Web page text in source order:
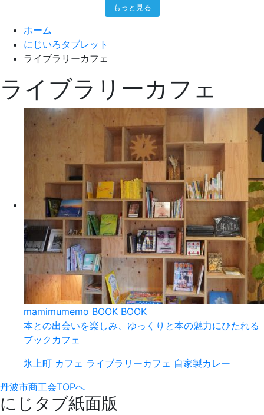
もっと見る
ホーム
にじいろタブレット
ライブラリーカフェ
ライブラリーカフェ
mamimumemo BOOK BOOK
本との出会いを楽しみ、ゆっくりと本の魅力にひたれる
ブックカフェ
氷上町 カフェ ライブラリーカフェ 自家製カレー
丹波市商工会TOPへ
にじタブ紙面版